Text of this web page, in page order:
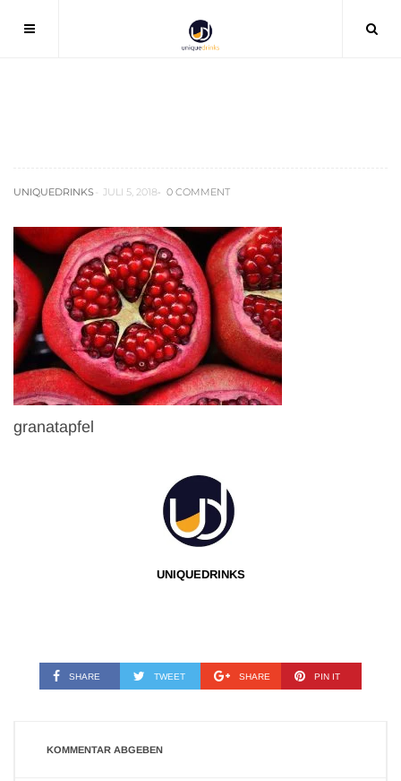
UNIQUEDRINKS JULI 5, 2018 0 COMMENT
granatapfel
UNIQUEDRINKS
SHARE TWEET SHARE PIN IT
KOMMENTAR ABGEBEN